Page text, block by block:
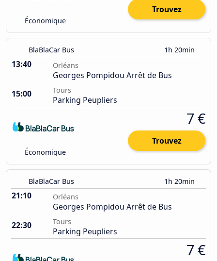
Économique
Trouvez
BlaBlaCar Bus 1h 20min
13:40 Orléans
Georges Pompidou Arrêt de Bus
15:00
Tours
Parking Peupliers
Économique
7 €
Trouvez
BlaBlaCar Bus 1h 20min
21:10 Orléans
Georges Pompidou Arrêt de Bus
22:30
Tours
Parking Peupliers
7 €